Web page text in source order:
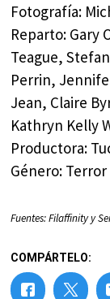
Fotografía:
Reparto: Gary
Teague,
Perrin,
Jean, Claire
Kathryn Kelly
Productora:
Género:
Fuentes: Filaffinity y
COMPÁRTELO: